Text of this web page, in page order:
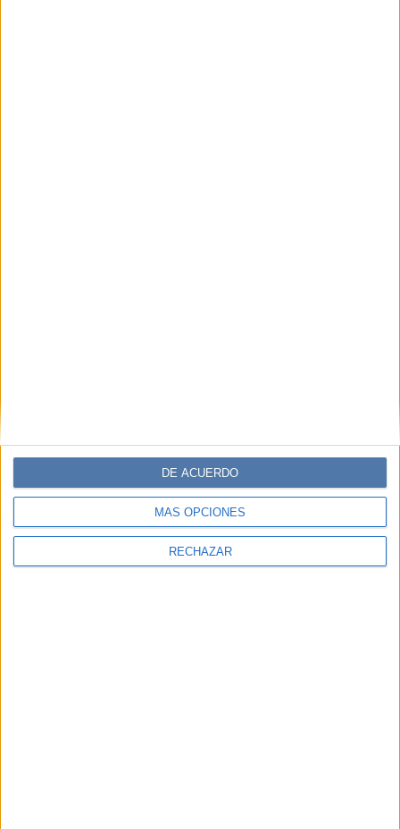
MÁS OPCIONES
RECHAZAR
DE ACUERDO